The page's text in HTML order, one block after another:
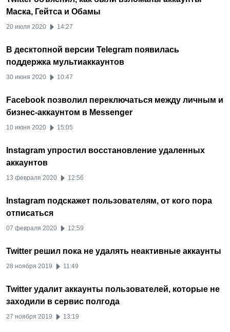
Маска, Гейтса и Обамы
20 июля 2020 14:27
В десктопной версии Telegram появилась
поддержка мультиаккаунтов
30 июня 2020 10:47
Facebook позволил переключаться между личным и
бизнес-аккаунтом в Messenger
10 июня 2020 15:05
Instagram упростил восстановление удаленных
аккаунтов
13 февраля 2020 12:56
Instagram подскажет пользователям, от кого пора
отписаться
07 февраля 2020 12:59
Twitter решил пока не удалять неактивные аккаунты
28 ноября 2019 11:49
Twitter удалит аккаунты пользователей, которые не
заходили в сервис полгода
27 ноября 2019 13:19